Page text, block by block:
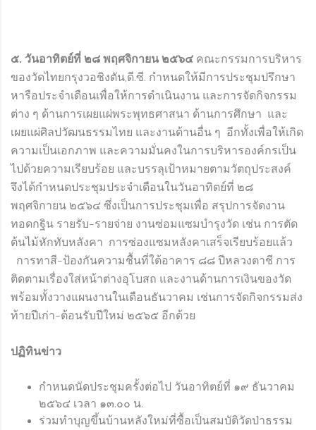
๕. วันอาทิตย์ที่ ๒๘ พฤศจิกายน ๒๕๖๔ คณะกรรมการบริหาร
ของวัดไทยกรุงวอชิงตัน,ดี.ซี. กำหนดให้มีการประชุมปรึกษา
หารือประจำเดือนเพื่อให้การดำเนินงาน และการจัดกิจกรรม
ต่าง ๆ ด้านการเผยแผ่พระพุทธศาสนา ด้านการศึกษา และ
เผยแผ่ศิลปวัฒนธรรมไทย และงานด้านอื่น ๆ อีกทั้งเพื่อให้เกิด
ความเป็นเอกภาพ และความมั่นคงในการบริหารองค์กรเป็น
ไปด้วยความเรียบร้อย และบรรลุเป้าหมายตามวัตถุประสงค์
จึงได้กำหนดประชุมประจำเดือนในวันอาทิตย์ที่ ๒๘
พฤศจิกายน ๒๕๖๔ ซึ่งเป็นการประชุมเพื่อ สรุปการจัดงาน
ทอดกฐิน รายรับ-รายจ่าย งานซ่อมแซมบำรุงวัด เช่น การตัด
ต้นไม้หักทับหลังคา การซ่องแซมหลังคาเสร็จเรียบร้อยแล้ว
การทาสี-ป้องกันความชื้นที่ใต้อาคาร ๘๘ ปีหลวงตาชี การ
ติดตามเรื่องใส่หน้าต่างอุโบสถ และงานด้านการเงินของวัด
พร้อมทั้งวางแผนงานในเดือนธันวาคม เช่นการจัดกิจกรรมส่ง
ท้ายปีเก่า-ต้อนรับปีใหม่ ๒๕๖๕ อีกด้วย
ปฏิทินข่าว
กำหนดนัดประชุมครั้งต่อไป วันอาทิตย์ที่ ๑๙ ธันวาคม
๒๕๖๔ เวลา ๑๓.๐๐ น.
ร่วมทำบุญขึ้นบ้านหลังใหม่ที่ซื้อเป็นสมบัติวัดป่าธรรม